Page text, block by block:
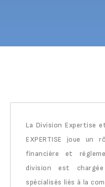
La Division Expertise
EXPERTISE joue un
financière et
division est
spécialisés liés à la